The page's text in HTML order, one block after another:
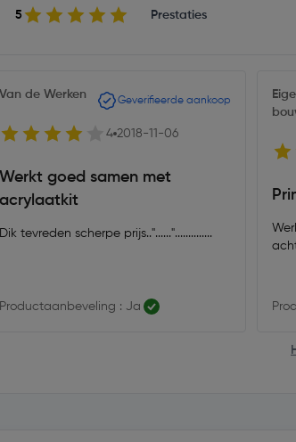
5 Prestaties
Van de Werken Geverifieerde aankoop
4 2018-11-06
Werkt goed samen met
acrylaatkit
Dik tevreden scherpe prijs.."......"..............
Productaanbeveling : Ja